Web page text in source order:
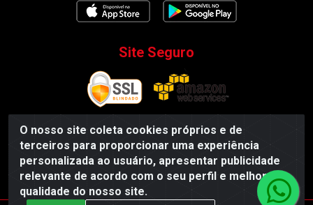
O nosso site coleta cookies próprios e de
terceiros para proporcionar uma experiência
personalizada ao usuário, apresentar publicidade
relevante de acordo com o seu perfil e melhorar a
qualidade do nosso site.
Site Seguro
Almeida Distribuidor - Rodovia BR 104, S/N, Centro -
Esperança/PB - CEP 58135-000 - CNPJ 35.419.548/0001-55